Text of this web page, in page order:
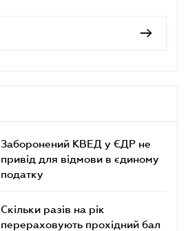
Заборонений КВЕД у ЄДР не
привід для відмови в єдиному
податку
Скільки разів на рік
перераховують прохідний бал